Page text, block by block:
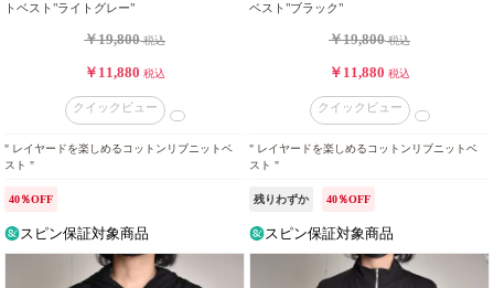
トベスト"ライトグレー"
￥19,800税込
￥11,880 税込
クイックビュー
" レイヤードを楽しめるコットンリブニットベ
スト "
40％OFF
スピン保証対象商品
ベスト"ブラック"
￥19,800税込
￥11,880 税込
クイックビュー
" レイヤードを楽しめるコットンリブニットベ
スト "
残りわずか 40％OFF
スピン保証対象商品